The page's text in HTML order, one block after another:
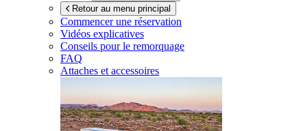
Retour au menu principal
Commencer une réservation
Vidéos explicatives
Conseils pour le remorquage
FAQ
Attaches et accessoires